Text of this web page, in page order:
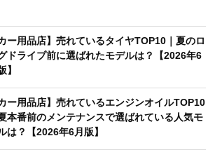
カー用品店】売れているタイヤTOP10｜夏のロ
ドライブ前に選ばれたモデルは？【2026年6
】
カー用品店】売れているエンジンオイルTOP10
夏本番前のメンテナンスで選ばれている人気モ
は？【2026年6月版】